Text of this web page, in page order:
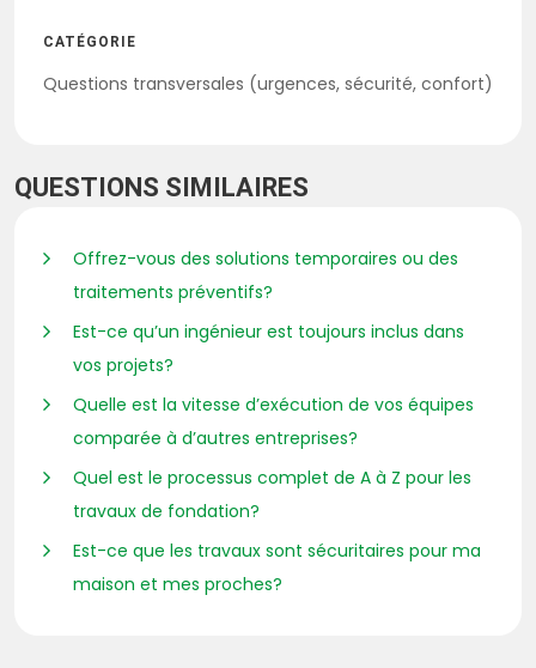
CATÉGORIE
Questions transversales (urgences, sécurité, confort)
QUESTIONS SIMILAIRES
Offrez-vous des solutions temporaires ou des
traitements préventifs?
Est-ce qu’un ingénieur est toujours inclus dans
vos projets?
Quelle est la vitesse d’exécution de vos équipes
comparée à d’autres entreprises?
Quel est le processus complet de A à Z pour les
travaux de fondation?
Est-ce que les travaux sont sécuritaires pour ma
maison et mes proches?